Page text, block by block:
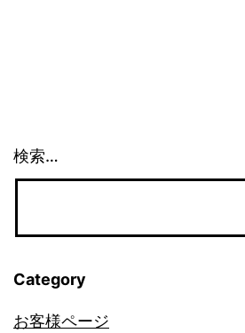
策
検索…
Category
お客様ページ